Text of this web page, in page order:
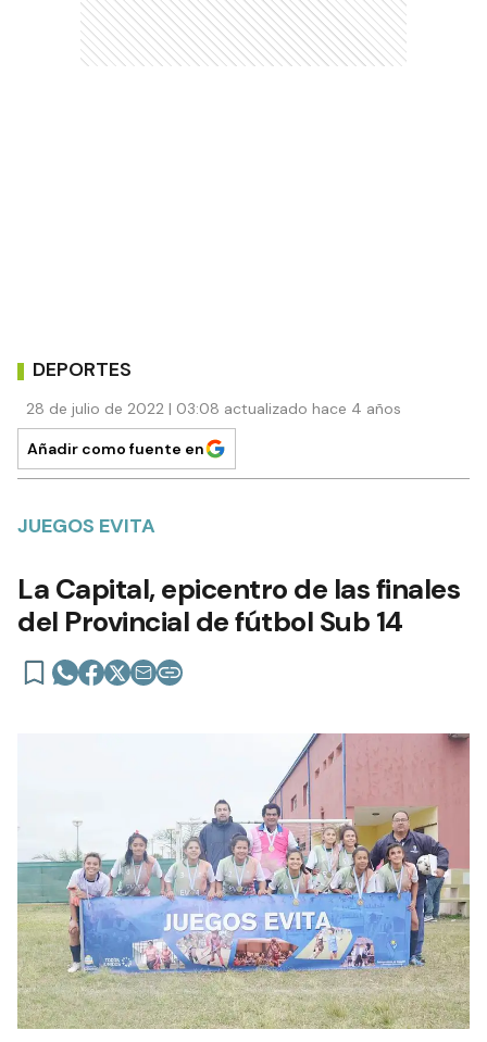
DEPORTES
28 de julio de 2022 | 03:08 actualizado hace 4 años
Añadir como fuente en
JUEGOS EVITA
La Capital, epicentro de las finales
del Provincial de fútbol Sub 14